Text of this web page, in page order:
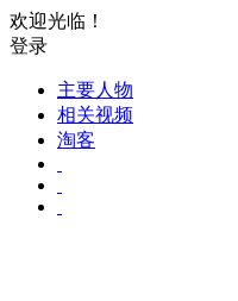
欢迎光临！
登录
主要人物
相关视频
淘客